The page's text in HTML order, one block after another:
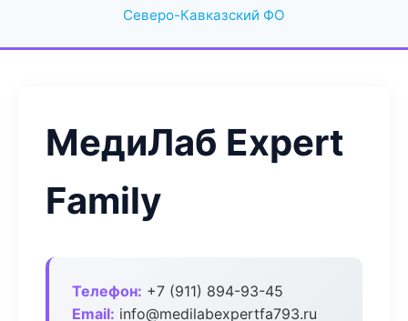
Северо-Кавказский ФО
МедиЛаб Expert
Family
Телефон: +7 (911) 894-93-45
Email: info@medilabexpertfa793.ru